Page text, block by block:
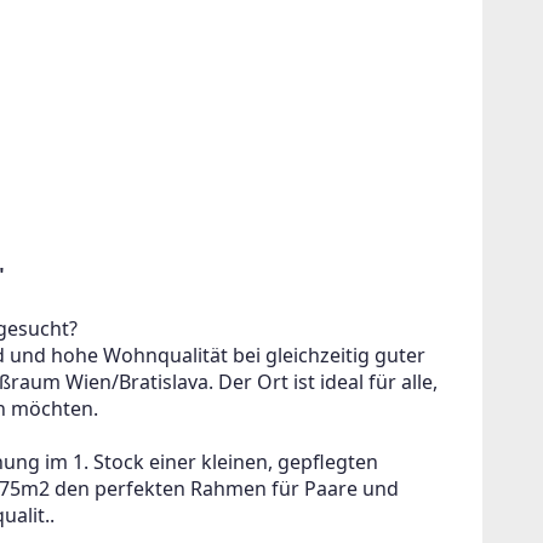
hohe Wohnqualität bei gleichzeitig guter
Wien/Bratislava. Der Ort ist ideal für alle,
möchten.
im 1. Stock einer kleinen, gepflegten
den perfekten Rahmen für Paare und
oder